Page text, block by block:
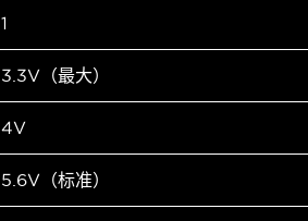
1
3.3V（最大）
4V
5.6V（标准）